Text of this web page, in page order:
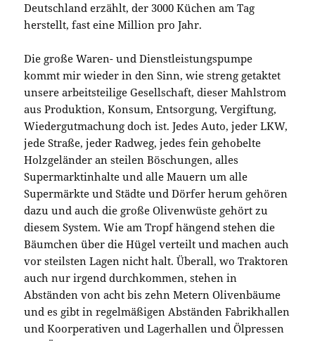
Deutschland erzählt, der 3000 Küchen am Tag
herstellt, fast eine Million pro Jahr.
Die große Waren- und Dienstleistungspumpe
kommt mir wieder in den Sinn, wie streng getaktet
unsere arbeitsteilige Gesellschaft, dieser Mahlstrom
aus Produktion, Konsum, Entsorgung, Vergiftung,
Wiedergutmachung doch ist. Jedes Auto, jeder LKW,
jede Straße, jeder Radweg, jedes fein gehobelte
Holzgeländer an steilen Böschungen, alles
Supermarktinhalte und alle Mauern um alle
Supermärkte und Städte und Dörfer herum gehören
dazu und auch die große Olivenwüste gehört zu
diesem System. Wie am Tropf hängend stehen die
Bäumchen über die Hügel verteilt und machen auch
vor steilsten Lagen nicht halt. Überall, wo Traktoren
auch nur irgend durchkommen, stehen in
Abständen von acht bis zehn Metern Olivenbäume
und es gibt in regelmäßigen Abständen Fabrikhallen
und Koorperativen und Lagerhallen und Ölpressen